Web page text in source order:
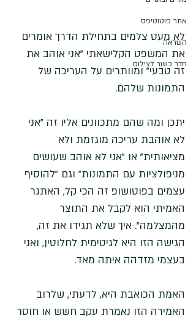
אתר פוטוטיפס
השראה
חדר כושר לצילום
לא מעט צלמים בתחילת הדרך אומרים
את המשפט הקלישאתי "אני אוהב את
זה טבעי" ומוותרים על העריכה של
התמונות שלהם.
יתכן ומה שהם מתכוונים אליו זה "אני
לא אוהבת עריכה מוגזמת ולא
מציאותית" או "אני לא אוהב שעושים
מניפולציות עם התמונות" וגם "להוסיף
עצמים בפוטושופ זה הכי קל, האתגר
האמיתי הוא לקבל את התוצר
מהמצלמה". איך שלא תגידו את זה,
הגישה הזו היא לגיטימית לחלוטין, ואני
בעצמי מזדהה איתה מאד.
האמת הכואבת היא, לדעתי, שלרוב
האמירה הזו נאמרת עקב חשש או חוסר